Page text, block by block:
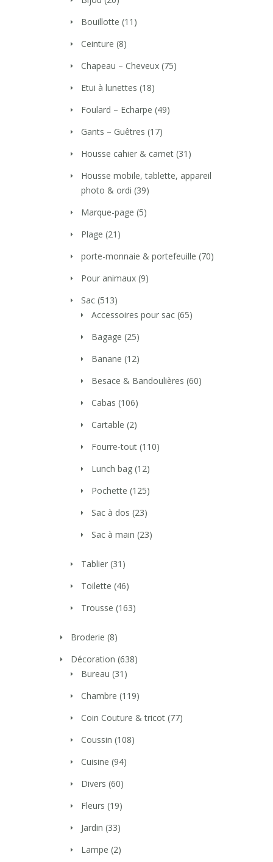
Bouillotte (11)
Ceinture (8)
Chapeau – Cheveux (75)
Etui à lunettes (18)
Foulard – Echarpe (49)
Gants – Guêtres (17)
Housse cahier & carnet (31)
Housse mobile, tablette, appareil
photo & ordi (39)
Marque-page (5)
Plage (21)
porte-monnaie & portefeuille (70)
Pour animaux (9)
Sac (513)
Accessoires pour sac (65)
Bagage (25)
Banane (12)
Besace & Bandoulières (60)
Cabas (106)
Cartable (2)
Fourre-tout (110)
Lunch bag (12)
Pochette (125)
Sac à dos (23)
Sac à main (23)
Tablier (31)
Toilette (46)
Trousse (163)
Broderie (8)
Décoration (638)
Bureau (31)
Chambre (119)
Coin Couture & tricot (77)
Coussin (108)
Cuisine (94)
Divers (60)
Fleurs (19)
Jardin (33)
Lampe (2)